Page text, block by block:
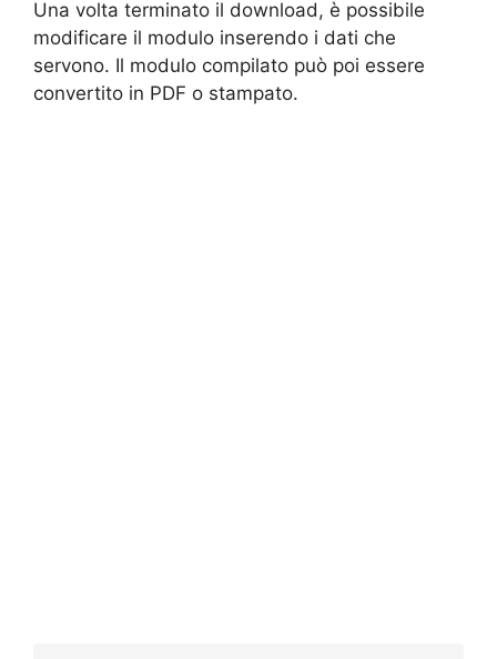
Una volta terminato il download, è possibile
modificare il modulo inserendo i dati che
servono. Il modulo compilato può poi essere
convertito in PDF o stampato.